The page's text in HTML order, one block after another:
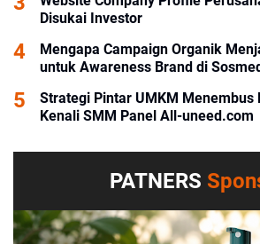
Disukai Investor
Mengapa Campaign Organik
untuk Awareness Brand di
Strategi Pintar UMKM Menembus
Kenali SMM Panel All-uneed.com
PATNERS